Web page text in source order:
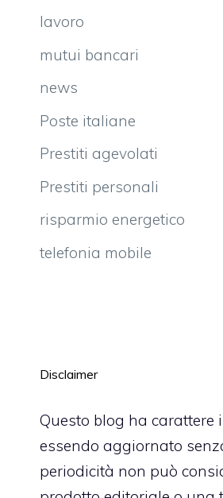
lavoro
mutui bancari
news
Poste italiane
Prestiti agevolati
Prestiti personali
risparmio energetico
telefonia mobile
Disclaimer
Questo blog ha carattere
essendo aggiornato
periodicità non può